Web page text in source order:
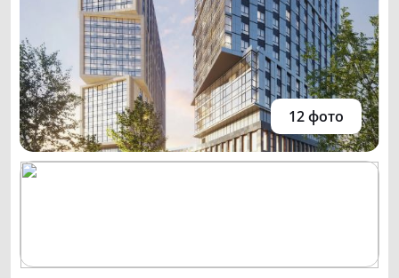
12 фото